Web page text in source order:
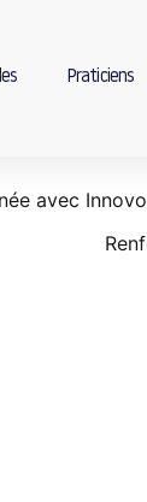
Praticiens
avec Innovo